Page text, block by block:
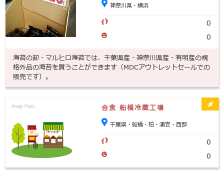
神奈川県・横浜
0
0
海苔の卸・マルヒロ海苔では、千葉県産・神奈川県産・有明産の規
格外品の海苔を買うことができます（MDCアウトレットセールでの
販売です）。
合食 船橋冷蔵工場
千葉県・船橋・柏・浦安・西部
0
0